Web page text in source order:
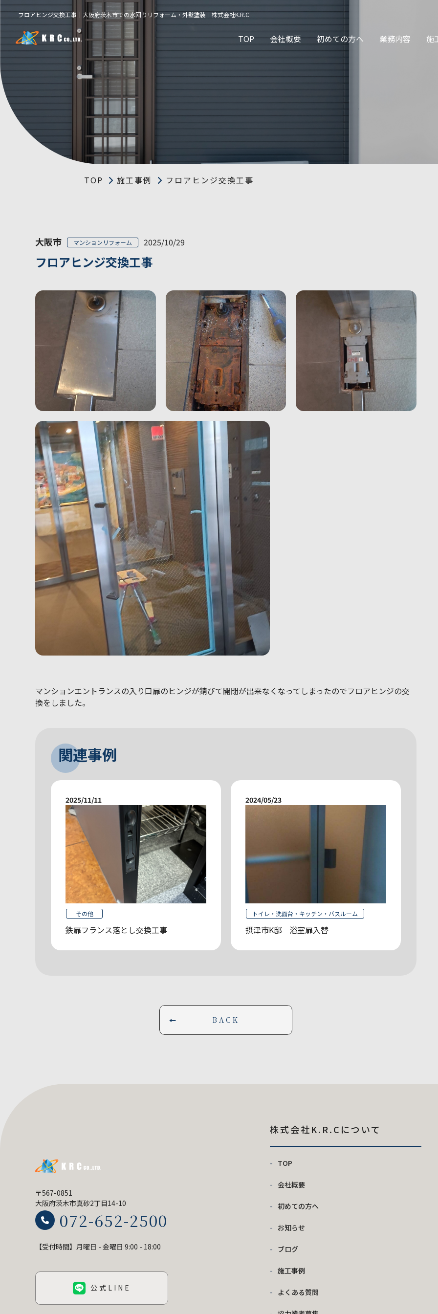
フロアヒンジ交換工事｜大阪府茨木市での水回りリフォーム・外壁塗装｜株式会社K.R.C
TOP 会社概要 初めての方へ 業務内容 施
TOP 施工事例 フロアヒンジ交換工事
大阪市 マンションリフォーム 2025/10/29
フロアヒンジ交換工事
マンションエントランスの入り口扉のヒンジが錆びて開閉が出来なくなってしまったのでフロアヒンジの交
換をしました。
関連事例
2025/11/11
その他
鉄扉フランス落とし交換工事
2024/05/23
トイレ・洗面台・キッチン・バスルーム
摂津市K邸 浴室扉入替
BACK
〒567-0851
大阪府茨木市真砂2丁目14-10
072-652-2500
【受付時間】月曜日 - 金曜日 9:00 - 18:00
公式LINE
株式会社K.R.C について
TOP
会社概要
初めての方へ
お知らせ
ブログ
施工事例
よくある質問